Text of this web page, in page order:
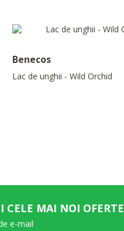
Benecos
Lac de unghii - Wild Orchid
MAI NOI OFERTE
e-mail